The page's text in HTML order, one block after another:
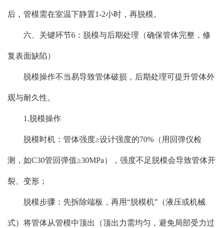
后，管模需在室温下静置1-2小时，再脱模。
六、关键环节6：脱模与后期处理（确保管体完整，修
复表面缺陷）
脱模操作不当易导致管体破损，后期处理可提升管体外
观与耐久性。
1.脱模操作
脱模时机：管体强度≥设计强度的70%（用回弹仪检
测，如C30管回弹值≥30MPa），强度不足脱模会导致管体开
裂、变形；
脱模步骤：先拆除端板，再用“脱模机”（液压或机械
式）将管体从管模中顶出（顶出力需均匀，避免局部受力过